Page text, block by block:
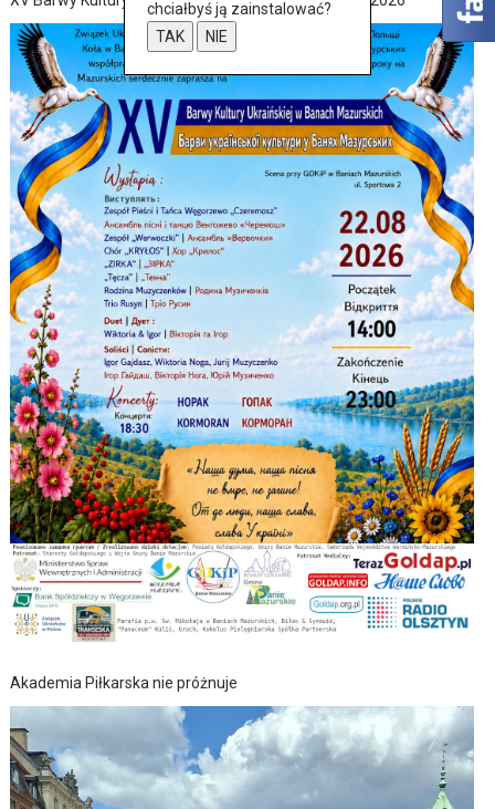
Akademia Piłkarska nie próżnuje
chciałbyś ją zainstalować?
TAK
NIE